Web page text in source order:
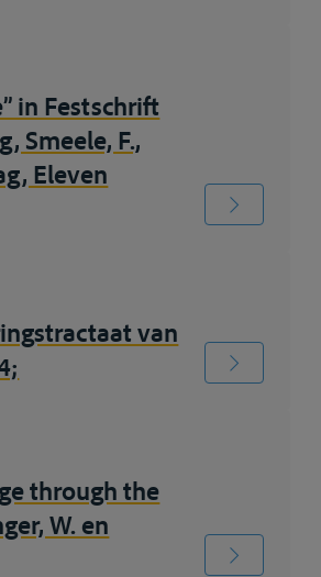
in Festschrift
Smeele, F.,
Eleven
van
through the
W. en